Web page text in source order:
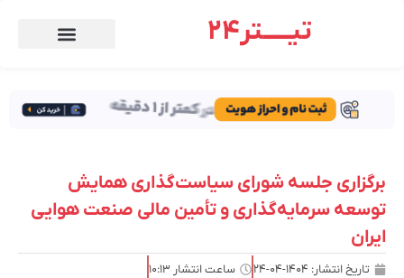
تیـــــتر24
برگزاری جلسه شورای سیاست‌گذاری همایش
توسعه سرمایه‌گذاری و تأمین مالی صنعت هوایی
ایران
تاریخ انتشار: ۱۴۰۴-۰۴-۲۴ ساعت انتشار ۱۰:۱۳